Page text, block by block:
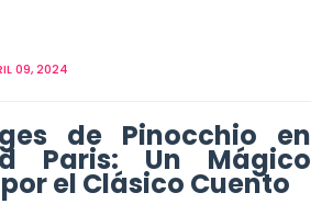
09, 2024
de Pinocchio en
Paris: Un Mágico
el Clásico Cuento